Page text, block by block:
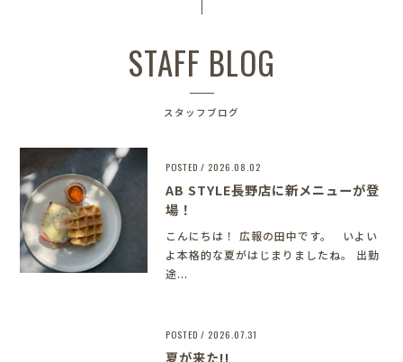
STAFF BLOG
スタッフブログ
POSTED / 2026.08.02
AB STYLE長野店に新メニューが登
場！
こんにちは！ 広報の田中です。 いよい
よ本格的な夏がはじまりましたね。 出勤
途...
POSTED / 2026.07.31
夏が来た!!